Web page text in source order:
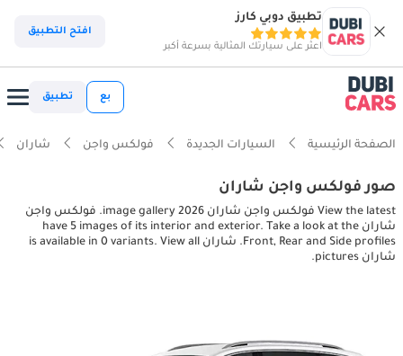
تطبيق دوبي كارز
اعثر على سيارتك المثالية بسرعة أكبر
افتح التطبيق
بع تطبيق
الصفحة الرئيسية السيارات الجديدة فولكس واجن شاران
صور فولكس واجن شاران
View the latest فولكس واجن شاران 2026 image gallery. فولكس واجن
شاران have 5 images of its interior and exterior. Take a look at the
Front, Rear and Side profiles. شاران is available in 0 variants. View all
شاران pictures.